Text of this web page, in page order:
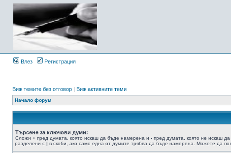
Влез Регистрация
Виж темите без отговор | Виж активните теми
Начало форум
Търсене за ключови думи:
Сложи + пред думата, която искаш да бъде намерена и - пред думата, която не искаш
разделени с | в скоби, ако само една от думите трябва да бъде намерена. Можете да